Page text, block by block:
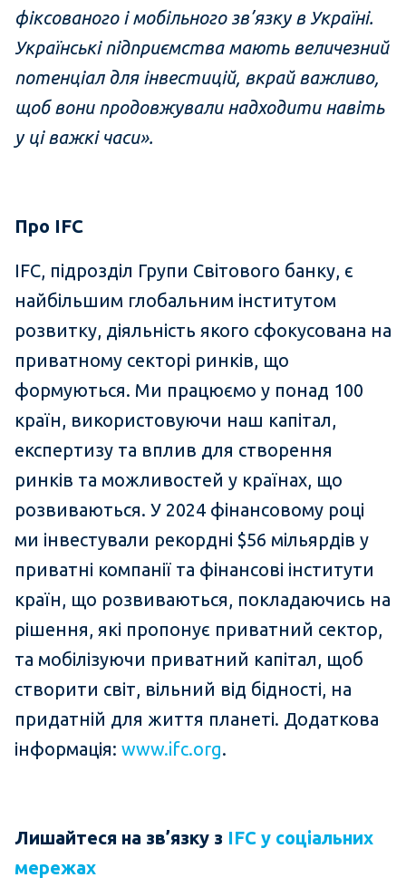
фіксованого і мобільного зв’язку в Україні.
Українські підприємства мають величезний
потенціал для інвестицій, вкрай важливо,
щоб вони продовжували надходити навіть
у ці важкі часи».
Про IFC
IFC, підрозділ Групи Світового банку, є
найбільшим глобальним інститутом
розвитку, діяльність якого сфокусована на
приватному секторі ринків, що
формуються. Ми працюємо у понад 100
країн, використовуючи наш капітал,
експертизу та вплив для створення
ринків та можливостей у країнах, що
розвиваються. У 2024 фінансовому році
ми інвестували рекордні $56 мільярдів у
приватні компанії та фінансові інститути
країн, що розвиваються, покладаючись на
рішення, які пропонує приватний сектор,
та мобілізуючи приватний капітал, щоб
створити світ, вільний від бідності, на
придатній для життя планеті. Додаткова
інформація: www.ifc.org.
Лишайтеся на зв’язку з IFC у соціальних
мережах